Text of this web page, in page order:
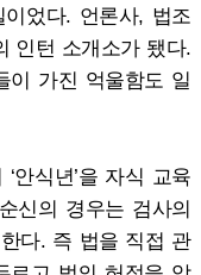
었다. 언론사, 법조
인턴 소개소가 됐다.
이 가진 억울함도 일
안식년’을 자식 교육
신의 경우는 검사의
다. 즉 법을 직접 관